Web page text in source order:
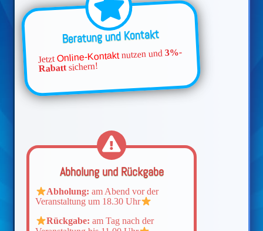
Beratung und Kontakt
JetztOnline-Kontaktnutzen und3%-
Rabattsichern!
Abholung und Rückgabe
Abholung: am Abend vor der
Veranstaltung um 18.30 Uhr
Rückgabe: am Tag nach der